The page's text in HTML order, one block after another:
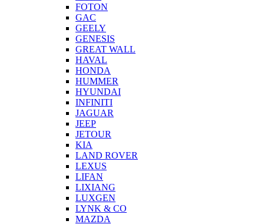
FOTON
GAC
GEELY
GENESIS
GREAT WALL
HAVAL
HONDA
HUMMER
HYUNDAI
INFINITI
JAGUAR
JEEP
JETOUR
KIA
LAND ROVER
LEXUS
LIFAN
LIXIANG
LUXGEN
LYNK & CO
MAZDA